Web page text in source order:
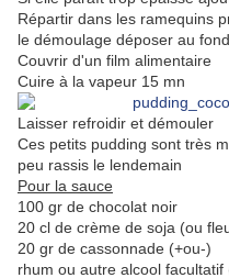
Répartir dans les ramequins
le démoulage déposer au
Couvrir d'un film alimentaire
Cuire à la vapeur 15 mn
Laisser refroidir et démouler
Ces petits pudding sont très
peu rassis le lendemain
Pour la sauce
100 gr de chocolat noir
20 cl de crème de soja (ou
20 gr de cassonnade (+ou-)
rhum ou autre alcool